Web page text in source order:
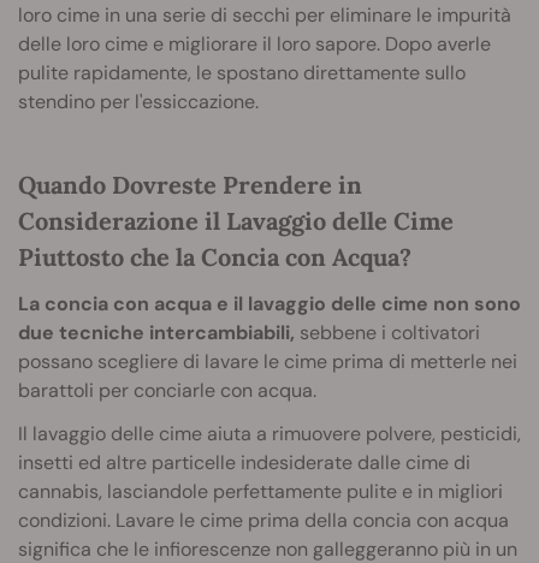
loro cime in una serie di secchi per eliminare le impurità
delle loro cime e migliorare il loro sapore. Dopo averle
pulite rapidamente, le spostano direttamente sullo
stendino per l'essiccazione.
Quando Dovreste Prendere in
Considerazione il Lavaggio delle Cime
Piuttosto che la Concia con Acqua?
La concia con acqua e il lavaggio delle cime non sono
due tecniche intercambiabili, sebbene i coltivatori
possano scegliere di lavare le cime prima di metterle nei
barattoli per conciarle con acqua.
Il lavaggio delle cime aiuta a rimuovere polvere, pesticidi,
insetti ed altre particelle indesiderate dalle cime di
cannabis, lasciandole perfettamente pulite e in migliori
condizioni. Lavare le cime prima della concia con acqua
significa che le infiorescenze non galleggeranno più in un